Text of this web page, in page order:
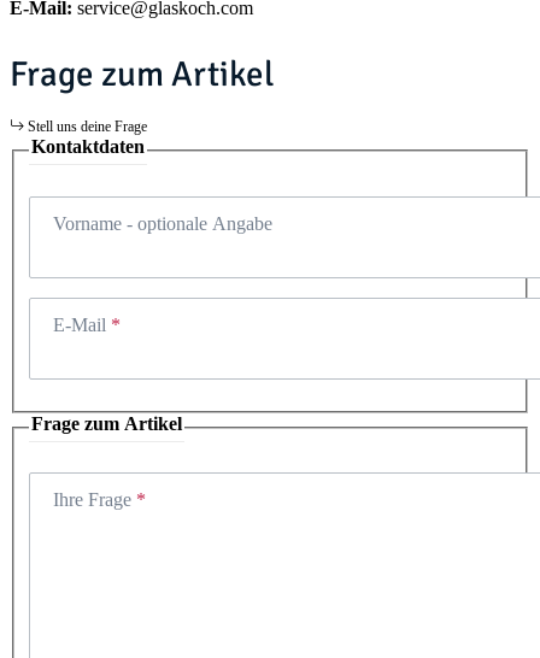
E-Mail: service@glaskoch.com
Frage zum Artikel
Stell uns deine Frage
Kontaktdaten
Vorname - optionale Angabe
E-Mail
Frage zum Artikel
Ihre Frage